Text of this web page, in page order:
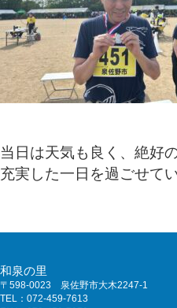
当日は天気も良く、絶好
充実した一日を過ごせて
和泉の里
〒598-0023 泉佐野市大木2247-1
TEL：072-459-7613